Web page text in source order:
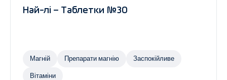
Най-лі – Таблетки №30
Магній Препарати магнію Заспокійливе
Вітаміни